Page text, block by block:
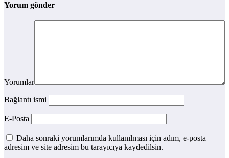
Yorum gönder
Yorumlar
Bağlantı ismi
E-Posta
Daha sonraki yorumlarımda kullanılması için adım, e-posta
adresim ve site adresim bu tarayıcıya kaydedilsin.